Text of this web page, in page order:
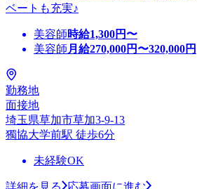
ベートも充実♪
美容師時給1,300円〜
美容師 月給270,000円〜320,000円
勤務地
面接地
埼玉県草加市草加3-9-13
獨協大学前駅 徒歩6分
未経験OK
詳細を見る
応募画面に進む